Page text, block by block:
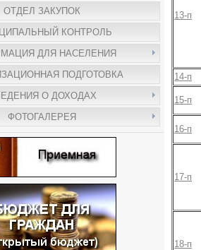
ОТДЕЛ ЗАКУПОК
КОНТРОЛЬ
ДЛЯ НАСЕЛЕНИЯ
ПОДГОТОВКА
О ДОХОДАХ
ФОТОГАЛЕРЕЯ
13-п
14-п
15-п
16-п
17-п
18-п